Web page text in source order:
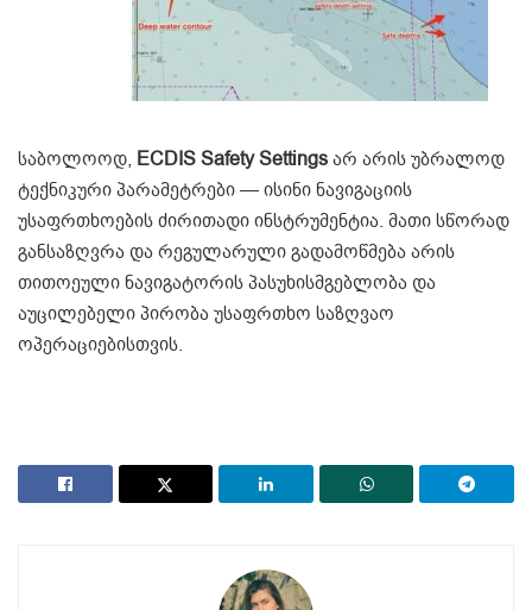
საბოლოოდ, ECDIS Safety Settingsარ არის უბრალოდ
ტექნიკური პარამეტრები — ისინი ნავიგაციის
უსაფრთხოების ძირითადი ინსტრუმენტია. მათი სწორად
განსაზღვრა და რეგულარული გადამოწმება არის
თითოეული ნავიგატორის პასუხისმგებლობა და
აუცილებელი პირობა უსაფრთხო საზღვაო
ოპერაციებისთვის.